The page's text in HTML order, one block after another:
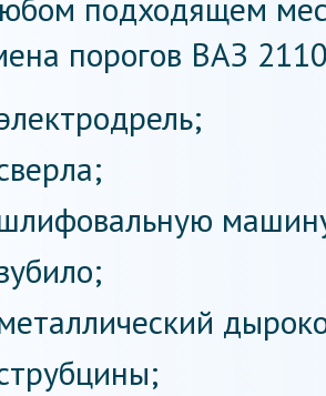
подходящем
порогов ВАЗ